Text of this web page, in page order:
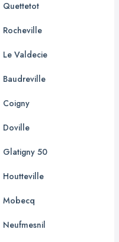
Quettetot
Rocheville
Le Valdecie
Baudreville
Coigny
Doville
Glatigny 50
Houtteville
Mobecq
Neufmesnil